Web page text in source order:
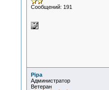
Сообщений: 191
Pipa
Администратор
Ветеран